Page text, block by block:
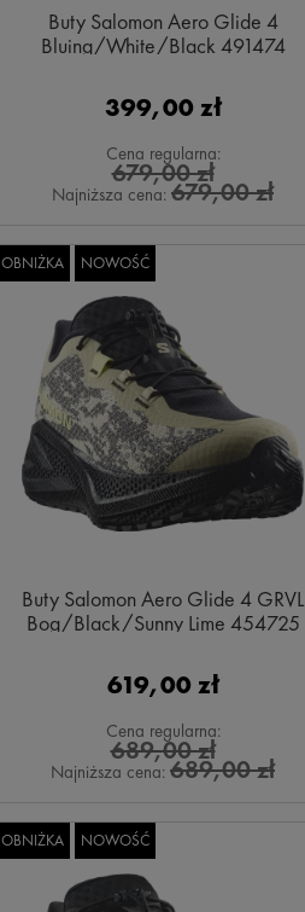
Buty Salomon Aero Glide 4
Bluing/White/Black 491474
399,00 zł
Cena regularna:
679,00 zł
Najniższa cena: 679,00 zł
Buty Salomon Aero Glide 4 GRVL
Bog/Black/Sunny Lime 454725
619,00 zł
Cena regularna:
689,00 zł
Najniższa cena: 689,00 zł
OBNIŻKA NOWOŚĆ
OBNIŻKA NOWOŚĆ